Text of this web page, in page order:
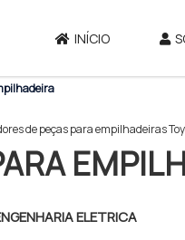
INÍCIO
de peças para empilhadeiras
ELETRICA